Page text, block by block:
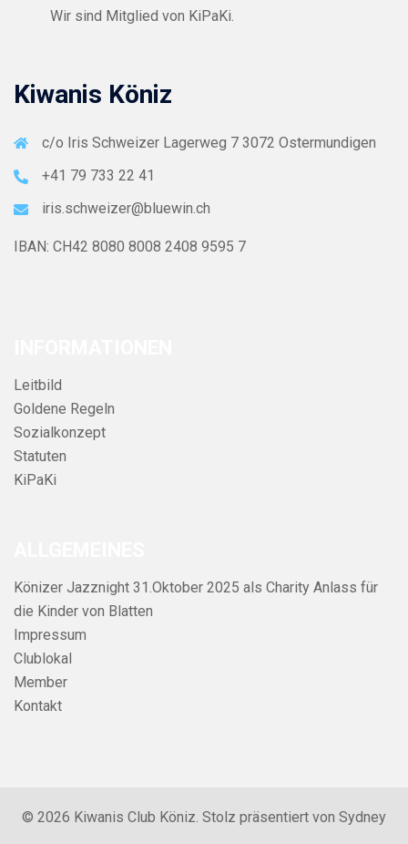
Wir sind Mitglied von KiPaKi
Kiwanis Köniz
c/o Iris Schweizer Lagerweg 7 3072 Ostermundigen
+41 79 733 22 41
iris.schweizer@bluewin.ch
IBAN: CH42 8080 8008 2408 9595 7
Leitbild
Goldene Regeln
Sozialkonzept
Statuten
KiPaKi
Könizer Jazznight 31.Oktober 2025 als Charity Anlass für
die Kinder von Blatten
Impressum
Clublokal
Member
Kontakt
© 2026 Kiwanis Club Köniz. Stolz präsentiert von Sydney